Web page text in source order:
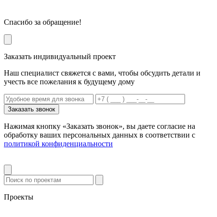
Спасибо за обращение!
Заказать индивидуальный проект
Наш специалист свяжется с вами, чтобы обсудить детали и
учесть все пожелания к будущему дому
Заказать звонок
Нажимая кнопку «Заказать звонок», вы даете согласие на
обработку ваших персональных данных в соответствии с
политикой конфиденциальности
Проекты